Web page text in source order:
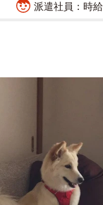
派遣社員：時